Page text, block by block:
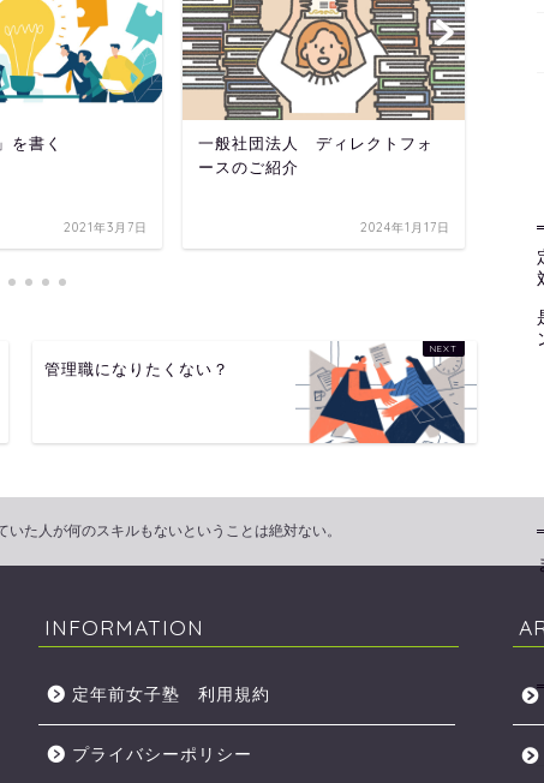
を書く
2021年3月7日
一般社団法人 ディレクトフォ
ースのご紹介
2024年1月17日
管理職になりたくない？
いた人が何のスキルもないということは絶対ない。
INFORMATION
定年前女子塾 利用規約
プライバシーポリシー